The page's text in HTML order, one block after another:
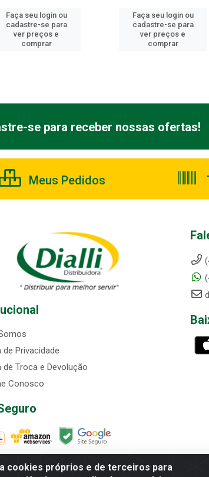
Faça seu login ou
cadastre-se para
ver preços e
comprar
Faça seu login ou
cadastre-se para
ver preços e
comprar
cookies próprios e de terceiros para
se para receber nossas ofertas!
Meus Pedidos
de Privacidade
de Troca e Devolução
Conosco